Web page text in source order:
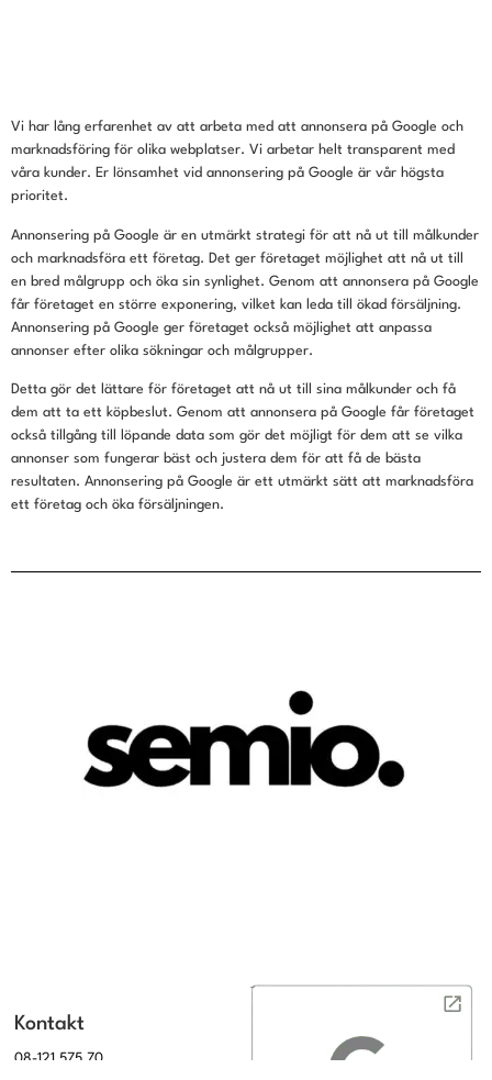
Vi har lång erfarenhet av att arbeta med att annonsera på Google och
marknadsföring för olika webplatser. Vi arbetar helt transparent med
våra kunder. Er lönsamhet vid annonsering på Google är vår högsta
prioritet.
Annonsering på Google är en utmärkt strategi för att nå ut till målkunder
och marknadsföra ett företag. Det ger företaget möjlighet att nå ut till
en bred målgrupp och öka sin synlighet. Genom att annonsera på Google
får företaget en större exponering, vilket kan leda till ökad försäljning.
Annonsering på Google ger företaget också möjlighet att anpassa
annonser efter olika sökningar och målgrupper.
Detta gör det lättare för företaget att nå ut till sina målkunder och få
dem att ta ett köpbeslut. Genom att annonsera på Google får företaget
också tillgång till löpande data som gör det möjligt för dem att se vilka
annonser som fungerar bäst och justera dem för att få de bästa
resultaten. Annonsering på Google är ett utmärkt sätt att marknadsföra
ett företag och öka försäljningen.
Kontakt
08-121 575 70